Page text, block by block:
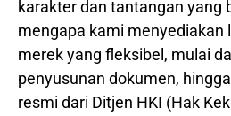
karakter dan tantangan yang
mengapa kami menyediakan
merek yang fleksibel, mulai
penyusunan dokumen,
resmi dari Ditjen HKI (Hak